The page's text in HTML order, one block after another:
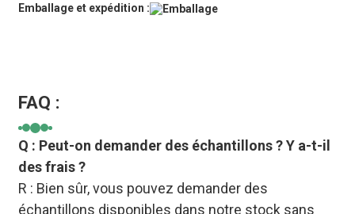
Emballage et expédition :
FAQ :
Q : Peut-on demander des échantillons ? Y a-t-il
des frais ?
R : Bien sûr, vous pouvez demander des
échantillons disponibles dans notre stock sans